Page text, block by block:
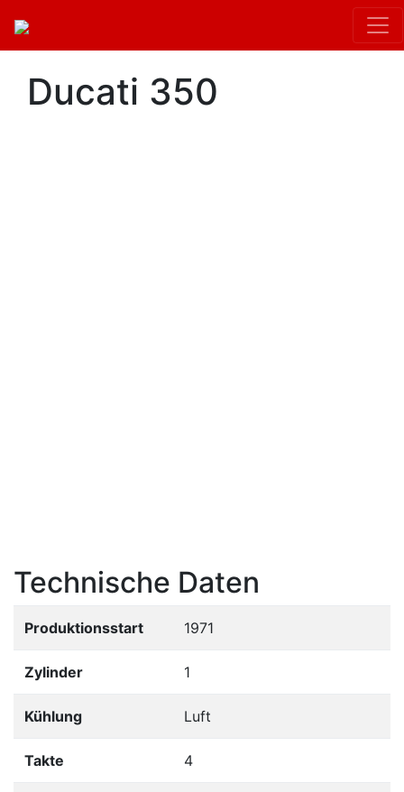
Ducati 350
Technische Daten
Produktionsstart 1971
Zylinder 1
Kühlung Luft
Takte 4